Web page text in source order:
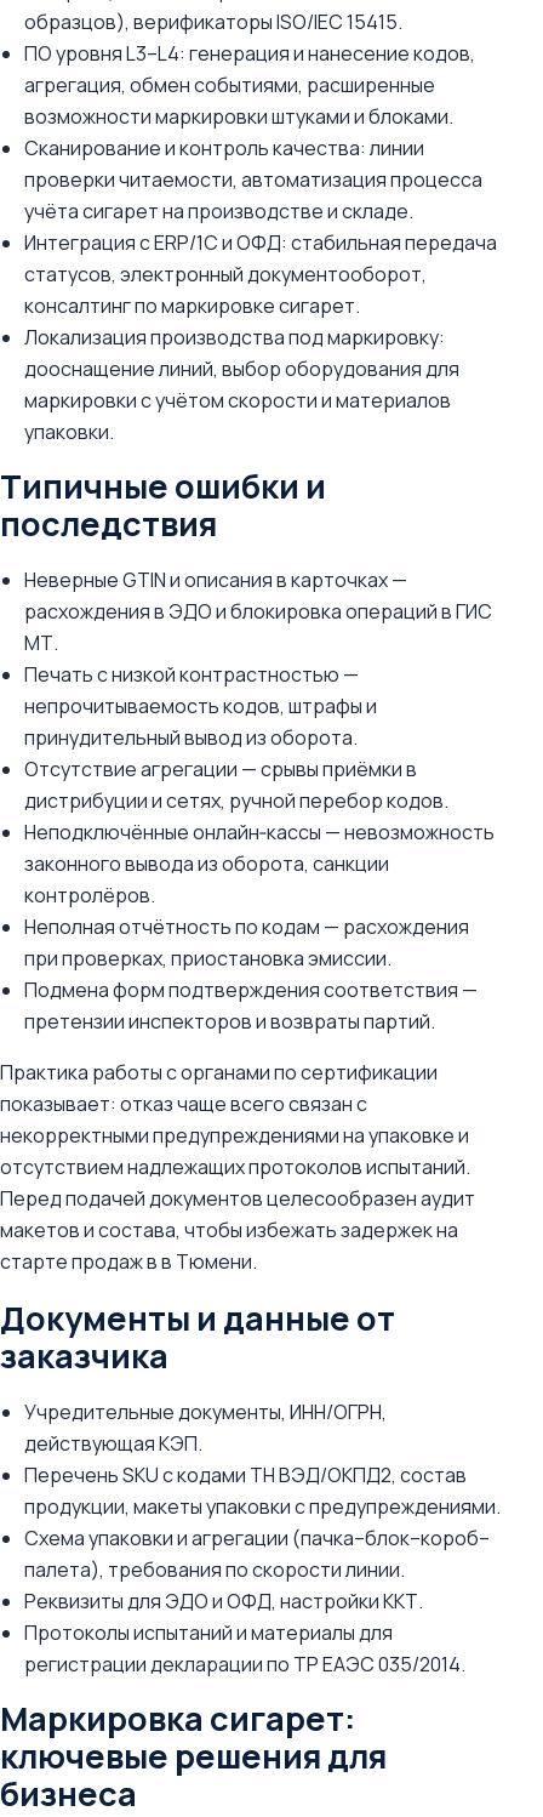
образцов), верификаторы ISO/IEC 15415.
ПО уровня L3–L4: генерация и нанесение кодов,
агрегация, обмен событиями, расширенные
возможности маркировки штуками и блоками.
Сканирование и контроль качества: линии
проверки читаемости, автоматизация процесса
учёта сигарет на производстве и складе.
Интеграция с ERP/1С и ОФД: стабильная передача
статусов, электронный документооборот,
консалтинг по маркировке сигарет.
Локализация производства под маркировку:
дооснащение линий, выбор оборудования для
маркировки с учётом скорости и материалов
упаковки.
Типичные ошибки и
последствия
Неверные GTIN и описания в карточках —
расхождения в ЭДО и блокировка операций в ГИС
МТ.
Печать с низкой контрастностью —
непрочитываемость кодов, штрафы и
принудительный вывод из оборота.
Отсутствие агрегации — срывы приёмки в
дистрибуции и сетях, ручной перебор кодов.
Неподключённые онлайн‑кассы — невозможность
законного вывода из оборота, санкции
контролёров.
Неполная отчётность по кодам — расхождения
при проверках, приостановка эмиссии.
Подмена форм подтверждения соответствия —
претензии инспекторов и возвраты партий.
Практика работы с органами по сертификации
показывает: отказ чаще всего связан с
некорректными предупреждениями на упаковке и
отсутствием надлежащих протоколов испытаний.
Перед подачей документов целесообразен аудит
макетов и состава, чтобы избежать задержек на
старте продаж в в Тюмени.
Документы и данные от
заказчика
Учредительные документы, ИНН/ОГРН,
действующая КЭП.
Перечень SKU с кодами ТН ВЭД/ОКПД2, состав
продукции, макеты упаковки с предупреждениями.
Схема упаковки и агрегации (пачка–блок–короб–
палета), требования по скорости линии.
Реквизиты для ЭДО и ОФД, настройки ККТ.
Протоколы испытаний и материалы для
регистрации декларации по ТР ЕАЭС 035/2014.
Маркировка сигарет:
ключевые решения для
бизнеса